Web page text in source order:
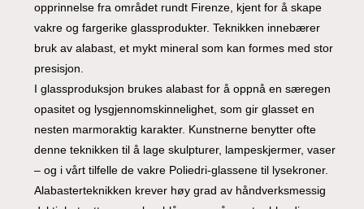
opprinnelse fra området rundt Firenze, kjent for å skape
vakre og fargerike glassprodukter. Teknikken innebærer
bruk av alabast, et mykt mineral som kan formes med stor
presisjon.
I glassproduksjon brukes alabast for å oppnå en særegen
opasitet og lysgjennomskinnelighet, som gir glasset en
nesten marmoraktig karakter. Kunstnerne benytter ofte
denne teknikken til å lage skulpturer, lampeskjermer, vaser
– og i vårt tilfelle de vakre Poliedri-glassene til lysekroner.
Alabasterteknikken krever høy grad av håndverksmessig